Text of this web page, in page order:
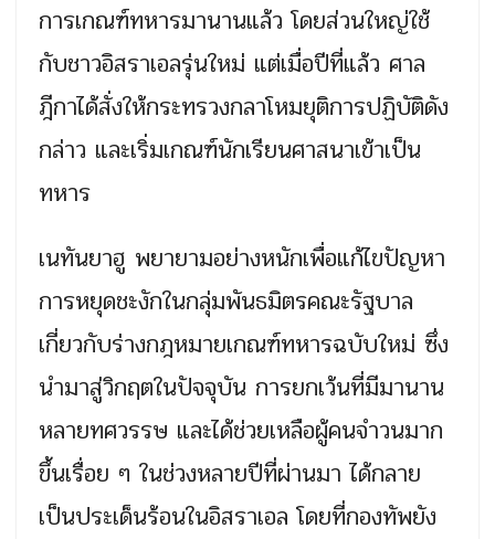
การเกณฑ์ทหารมานานแล้ว โดยส่วนใหญ่ใช้
กับชาวอิสราเอลรุ่นใหม่ แต่เมื่อปีที่แล้ว ศาล
ฎีกาได้สั่งให้กระทรวงกลาโหมยุติการปฏิบัติดัง
กล่าว และเริ่มเกณฑ์นักเรียนศาสนาเข้าเป็น
ทหาร
เนทันยาฮู พยายามอย่างหนักเพื่อแก้ไขปัญหา
การหยุดชะงักในกลุ่มพันธมิตรคณะรัฐบาล
เกี่ยวกับร่างกฎหมายเกณฑ์ทหารฉบับใหม่ ซึ่ง
นำมาสู่วิกฤตในปัจจุบัน การยกเว้นที่มีมานาน
หลายทศวรรษ และได้ช่วยเหลือผู้คนจำวนมาก
ขึ้นเรื่อย ๆ ในช่วงหลายปีที่ผ่านมา ได้กลาย
เป็นประเด็นร้อนในอิสราเอล โดยที่กองทัพยัง